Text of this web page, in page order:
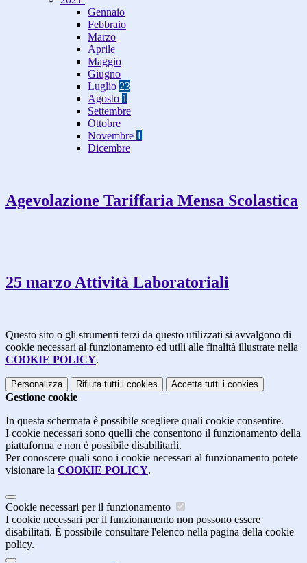
Gennaio
Febbraio
Marzo
Aprile
Maggio
Giugno
Luglio 23
Agosto 1
Settembre
Ottobre
Novembre 1
Dicembre
Agevolazione Tariffaria Mensa Scolastica
25 marzo Attività Laboratoriali
Questo sito o gli strumenti terzi da questo utilizzati si avvalgono di
cookie necessari al funzionamento ed utili alle finalità illustrate nella
COOKIE POLICY.
Personalizza Rifiuta tutti i cookies Accetta tutti i cookies
Gestione cookie
In questa schermata è possibile scegliere quali cookie consentire.
I cookie necessari sono quelli che consentono il funzionamento della
piattaforma e non è possibile disabilitarli.
Per conoscere quali sono i cookie necessari al funzionamento potete
visionare la COOKIE POLICY.
Cookie necessari per il funzionamento
I cookie necessari per il funzionamento non possono essere
disabilitati. È possibile consultare l'elenco nella pagina della cookie
policy.